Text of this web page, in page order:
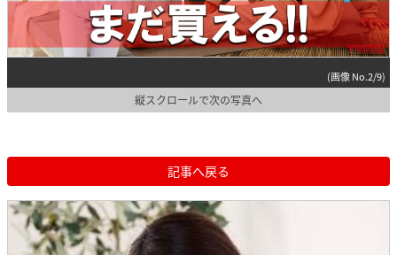
(画像 No.2/9)
縦スクロールで次の写真へ
記事へ戻る